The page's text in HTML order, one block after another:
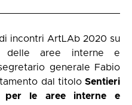
incontri ArtLAb 2020 su
delle aree interne e
generale Fabio
dal titolo Sentieri
per le aree interne e